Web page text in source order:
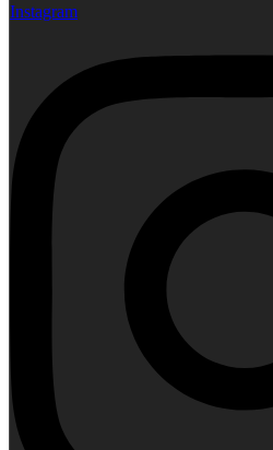
Instagram